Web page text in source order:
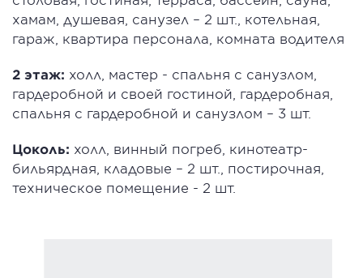
хамам, душевая, санузел – 2 шт., котельная,
гараж, квартира персонала, комната водителя
2 этаж: холл, мастер - спальня с санузлом,
гардеробной и своей гостиной, гардеробная,
спальня с гардеробной и санузлом – 3 шт.
Цоколь: холл, винный погреб, кинотеатр-
бильярдная, кладовые – 2 шт., постирочная,
техническое помещение - 2 шт.